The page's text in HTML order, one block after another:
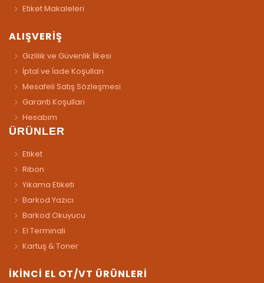
Etiket Makaleleri
ALIŞVERİŞ
Gizlilik ve Güvenlik İlkesi
İptal ve İade Koşulları
Mesafeli Satış Sözleşmesi
Garanti Koşulları
Hesabım
ÜRÜNLER
Etiket
Ribon
Yıkama Etiketi
Barkod Yazıcı
Barkod Okuyucu
El Terminali
Kartuş & Toner
İKİNCİ EL OT/VT ÜRÜNLERİ